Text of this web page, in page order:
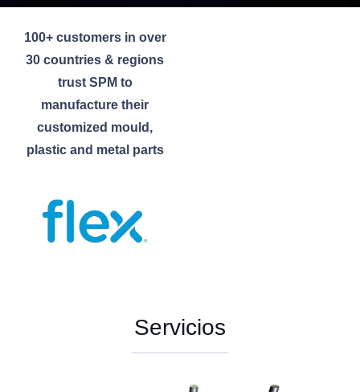
100+ customers in over
30 countries & regions
trust SPM to
manufacture their
customized mould,
plastic and metal parts
Servicios